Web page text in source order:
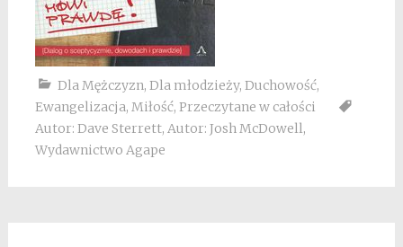
Dla Mężczyzn, Dla młodzieży, Duchowość,
Ewangelizacja, Miłość, Przeczytane w całości
Autor: Dave Sterrett, Autor: Josh McDowell,
Wydawnictwo Agape